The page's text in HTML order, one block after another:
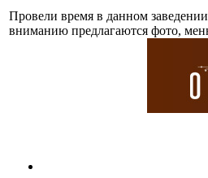
Провели время в данном
вниманию предлагаются фото,